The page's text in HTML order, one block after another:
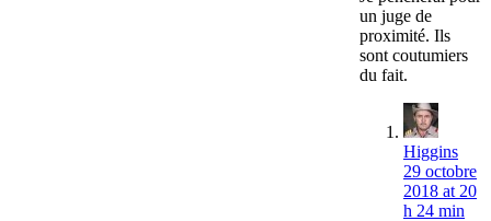
un juge de
proximité. Ils
sont coutumiers
du fait.
Higgins
29 octobre
2018 at 20
h 24 min